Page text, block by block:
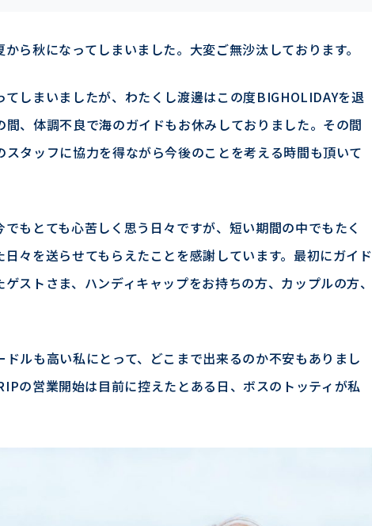
ら秋になってしまいました。大変ご無沙汰しております。
しまいましたが、わたくし渡邊はこの度BIGHOLIDAYを退
、体調不良で海のガイドもお休みしておりました。その間
タッフに協力を得ながら今後のことを考える時間も頂いて
もとても心苦しく思う日々ですが、短い期間の中でもたく
々を送らせてもらえたことを感謝しています。最初にガイド
ストさま、ハンディキャップをお持ちの方、カップルの方、
ルも高い私にとって、どこまで出来るのか不安もありまし
の営業開始は目前に控えたとある日、ボスのトッティが私